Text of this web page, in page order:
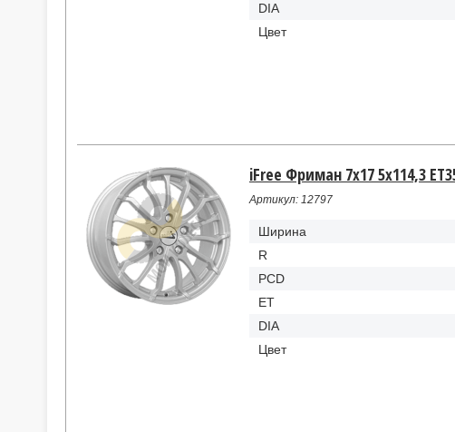
DIA
Цвет
iFree Фриман 7x17 5x114,3
Артикул: 12797
Ширина
R
PCD
ET
DIA
Цвет